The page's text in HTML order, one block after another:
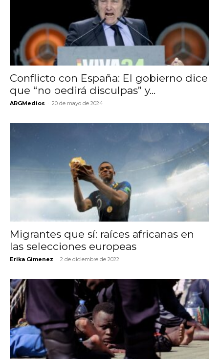
Conflicto con España: El gobierno dice
que “no pedirá disculpas” y...
ARGMedios - 20 de mayo de 2024
Migrantes que sí: raíces africanas en
las selecciones europeas
Erika Gimenez - 2 de diciembre de 2022